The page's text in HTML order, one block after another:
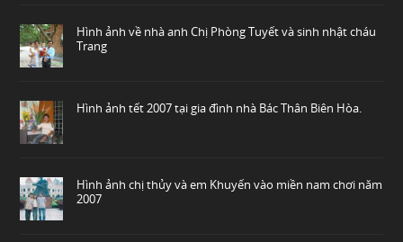
Hình ảnh về nhà anh Chị Phòng Tuyết và sinh nhật cháu
Trang
Hình ảnh tết 2007 tại gia đình nhà Bác Thân Biên Hòa.
Hình ảnh chị thủy và em Khuyến vào miền nam chơi năm
2007